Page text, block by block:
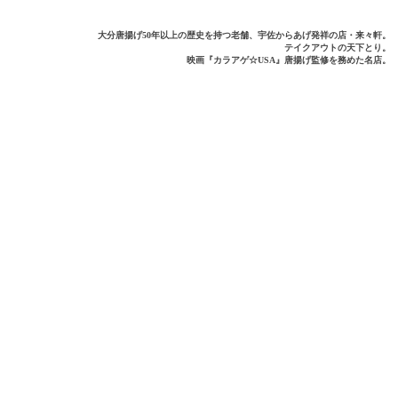
大分唐揚げ50年以上の歴史を持つ老舗、宇佐からあげ発祥の店・来々軒。
テイクアウトの天下とり。
映画『カラアゲ☆USA』唐揚げ監修を務めた名店。